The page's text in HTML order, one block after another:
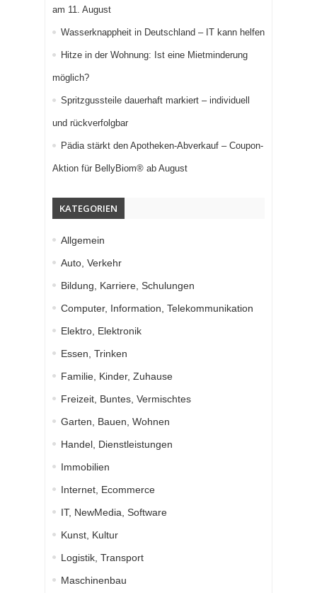
am 11. August
Wasserknappheit in Deutschland – IT kann helfen
Hitze in der Wohnung: Ist eine Mietminderung
möglich?
Spritzgussteile dauerhaft markiert – individuell
und rückverfolgbar
Pädia stärkt den Apotheken-Abverkauf – Coupon-
Aktion für BellyBiom® ab August
KATEGORIEN
Allgemein
Auto, Verkehr
Bildung, Karriere, Schulungen
Computer, Information, Telekommunikation
Elektro, Elektronik
Essen, Trinken
Familie, Kinder, Zuhause
Freizeit, Buntes, Vermischtes
Garten, Bauen, Wohnen
Handel, Dienstleistungen
Immobilien
Internet, Ecommerce
IT, NewMedia, Software
Kunst, Kultur
Logistik, Transport
Maschinenbau